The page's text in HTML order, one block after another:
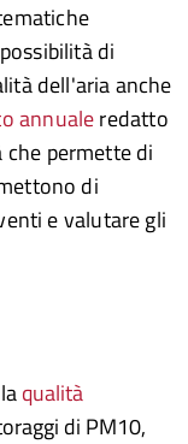
di
dell'aria anche
annualeredatto
che permette di
di
e valutare gli
qualità
di PM10,